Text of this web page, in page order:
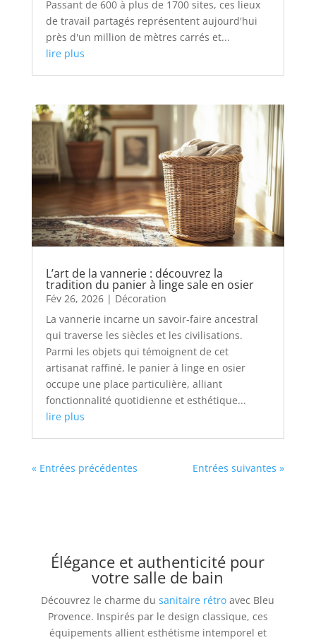
Passant de 600 à plus de 1700 sites, ces lieux
de travail partagés représentent aujourd'hui
près d'un million de mètres carrés et...
lire plus
L’art de la vannerie : découvrez la
tradition du panier à linge sale en osier
Fév 26, 2026| Décoration
La vannerie incarne un savoir-faire ancestral
qui traverse les siècles et les civilisations.
Parmi les objets qui témoignent de cet
artisanat raffiné, le panier à linge en osier
occupe une place particulière, alliant
fonctionnalité quotidienne et esthétique...
lire plus
« Entrées précédentes Entrées suivantes »
Élégance et authenticité pour
votre salle de bain
Découvrez le charme dusanitaire rétro avec Bleu
Provence. Inspirés par le design classique, ces
équipements allient esthétisme intemporel et